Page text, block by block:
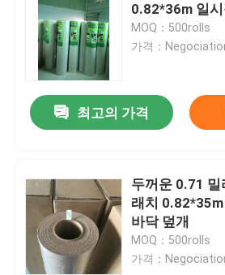
0.82*36m 일
MOQ：500rolls
가격：
최고의 가격
두꺼운 0.71
래치
바닥 덮개
MOQ：500rolls
가격：